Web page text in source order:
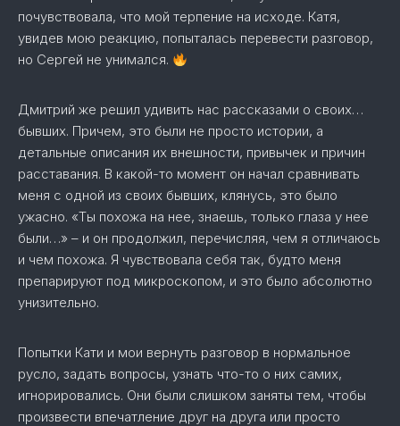
почувствовала, что мой терпение на исходе. Катя,
увидев мою реакцию, попыталась перевести разговор,
но Сергей не унимался.
Дмитрий же решил удивить нас рассказами о своих…
бывших. Причем, это были не просто истории, а
детальные описания их внешности, привычек и причин
расставания. В какой-то момент он начал сравнивать
меня с одной из своих бывших, клянусь, это было
ужасно. «Ты похожа на нее, знаешь, только глаза у нее
были…» – и он продолжил, перечисляя, чем я отличаюсь
и чем похожа. Я чувствовала себя так, будто меня
препарируют под микроскопом, и это было абсолютно
унизительно.
Попытки Кати и мои вернуть разговор в нормальное
русло, задать вопросы, узнать что-то о них самих,
игнорировались. Они были слишком заняты тем, чтобы
произвести впечатление друг на друга или просто